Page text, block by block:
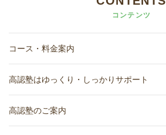
コンテンツ
コース・料金案内
高認塾はゆっくり・しっかりサポート
高認塾のご案内